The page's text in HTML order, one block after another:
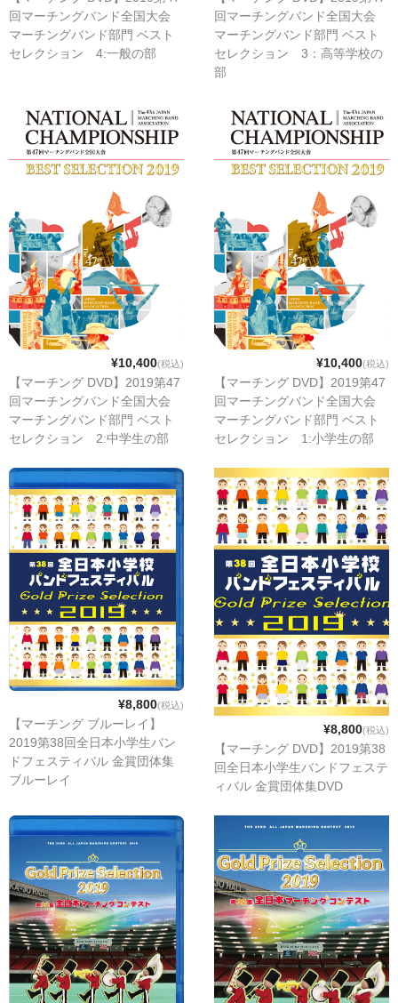
回マーチングバンド全国大会
マーチングバンド部門 ベスト
セレクション 4:一般の部
回マーチングバンド全国大会
マーチングバンド部門 ベスト
セレクション 3：高等学校の
部
¥10,400(税込)
【マーチング DVD】2019第47
回マーチングバンド全国大会
マーチングバンド部門 ベスト
セレクション 2:中学生の部
¥10,400(税込)
【マーチング DVD】2019第47
回マーチングバンド全国大会
マーチングバンド部門 ベスト
セレクション 1:小学生の部
¥8,800(税込)
【マーチング ブルーレイ】
2019第38回全日本小学生バン
ドフェスティバル 金賞団体集
ブルーレイ
¥8,800(税込)
【マーチング DVD】2019第38
回全日本小学生バンドフェステ
ィバル 金賞団体集DVD